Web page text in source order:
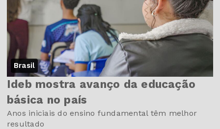
Brasil
Ideb mostra avanço da educação
básica no país
Anos iniciais do ensino fundamental têm melhor
resultado